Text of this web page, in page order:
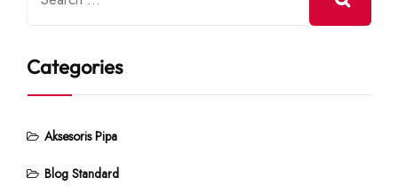
Categories
Aksesoris Pipa
Blog Standard